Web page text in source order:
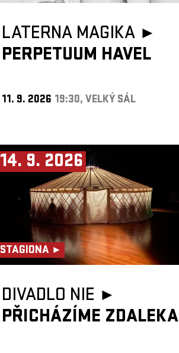
LATERNA MAGIKA ►
PERPETUUM HAVEL
11. 9. 2026 19:30, VELKÝ SÁL
14. 9. 2026
STAGIONA ►
DIVADLO NIE ►
PŘICHÁZÍME ZDALEKA